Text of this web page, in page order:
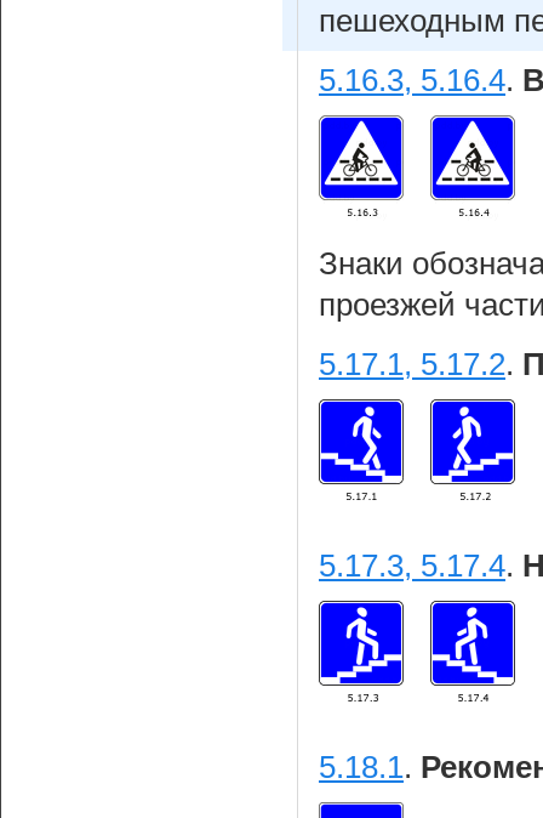
пешеходным
5.16.3, 5.16.4.
Знаки
проезжей
5.17.1, 5.17.2.
5.17.3, 5.17.4.
5.18.1.